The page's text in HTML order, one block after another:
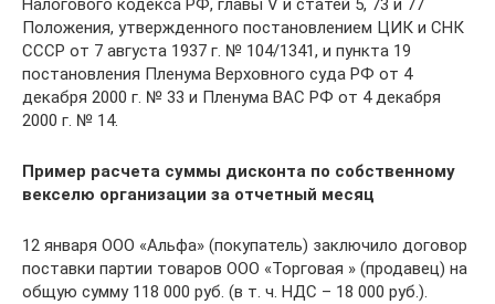
Налогового кодекса РФ, главы V и статей 5, 73 и 77
Положения, утвержденного постановлением ЦИК и СНК
СССР от 7 августа 1937 г. № 104/1341, и пункта 19
постановления Пленума Верховного суда РФ от 4
декабря 2000 г. № 33 и Пленума ВАС РФ от 4 декабря
2000 г. № 14.
Пример расчета суммы дисконта по собственному
векселю организации за отчетный месяц
12 января ООО «Альфа» (покупатель) заключило договор
поставки партии товаров ООО «Торговая » (продавец) на
общую сумму 118 000 руб. (в т. ч. НДС – 18 000 руб.).